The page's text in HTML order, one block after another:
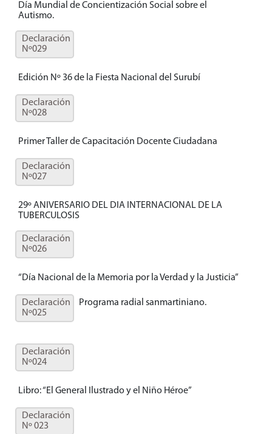
Día Mundial de Concientización Social sobre el
Autismo.
Declaración
Nº029
Edición Nº 36 de la Fiesta Nacional del Surubí
Declaración
Nº028
Primer Taller de Capacitación Docente Ciudadana
Declaración
Nº027
29º ANIVERSARIO DEL DIA INTERNACIONAL DE LA
TUBERCULOSIS
Declaración
Nº026
“Día Nacional de la Memoria por la Verdad y la Justicia”
Declaración
Nº025
Programa radial sanmartiniano.
Declaración
Nº024
Libro: “El General Ilustrado y el Niño Héroe”
Declaración
Nº 023